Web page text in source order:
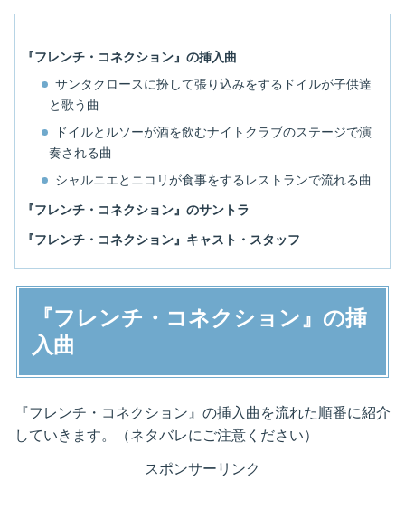
『フレンチ・コネクション』の挿入曲
サンタクロースに扮して張り込みをするドイルが子供達
と歌う曲
ドイルとルソーが酒を飲むナイトクラブのステージで演
奏される曲
シャルニエとニコリが食事をするレストランで流れる曲
『フレンチ・コネクション』のサントラ
『フレンチ・コネクション』キャスト・スタッフ
『フレンチ・コネクション』の挿
入曲
『フレンチ・コネクション』の挿入曲を流れた順番に紹介
していきます。（ネタバレにご注意ください）
スポンサーリンク